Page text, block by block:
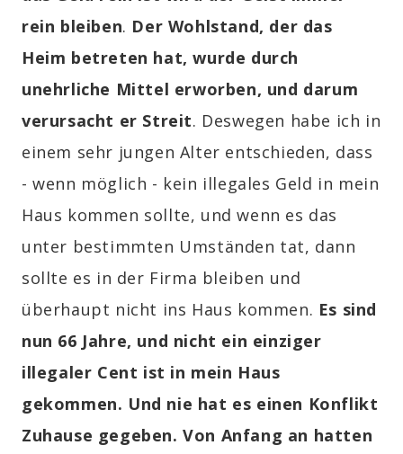
rein bleiben. Der Wohlstand, der das
Heim betreten hat, wurde durch
unehrliche Mittel erworben, und darum
verursacht er Streit. Deswegen habe ich in
einem sehr jungen Alter entschieden, dass
- wenn möglich - kein illegales Geld in mein
Haus kommen sollte, und wenn es das
unter bestimmten Umständen tat, dann
sollte es in der Firma bleiben und
überhaupt nicht ins Haus kommen. Es sind
nun 66 Jahre, und nicht ein einziger
illegaler Cent ist in mein Haus
gekommen. Und nie hat es einen Konflikt
Zuhause gegeben. Von Anfang an hatten